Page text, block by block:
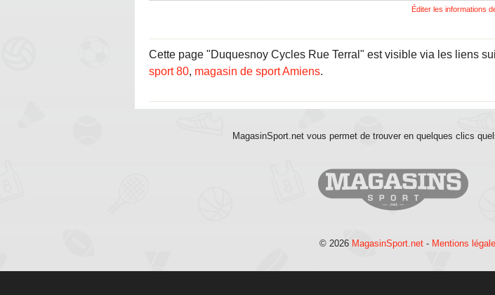
Éditer les informations
Cette page "Duquesnoy Cycles Rue Terral" est visible via les liens
sport 80, magasin de sport Amiens.
MagasinSport.net vous permet de trouver en quelques clics
© 2026 MagasinSport.net - Mentions